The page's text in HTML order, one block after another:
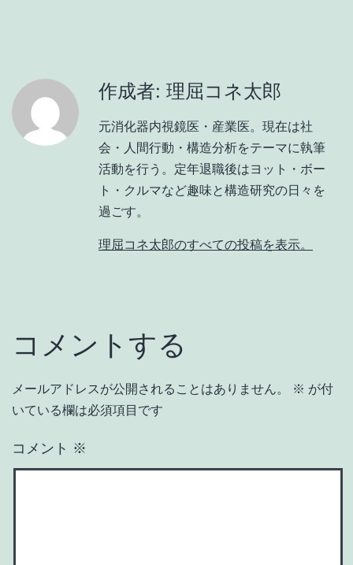
作成者: 理屈コネ太郎
元消化器内視鏡医・産業医。現在は社
会・人間行動・構造分析をテーマに執筆
活動を行う。定年退職後はヨット・ボー
ト・クルマなど趣味と構造研究の日々を
過ごす。
理屈コネ太郎のすべての投稿を表示。
コメントする
メールアドレスが公開されることはありません。 ※ が付
いている欄は必須項目です
コメント ※